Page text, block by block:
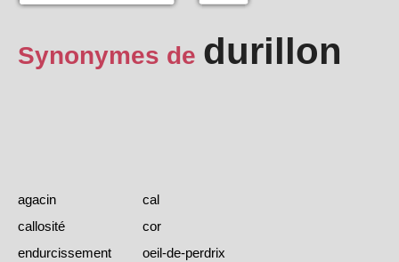
Synonymes de durillon
agacin
cal
callosité
cor
endurcissement
oeil-de-perdrix